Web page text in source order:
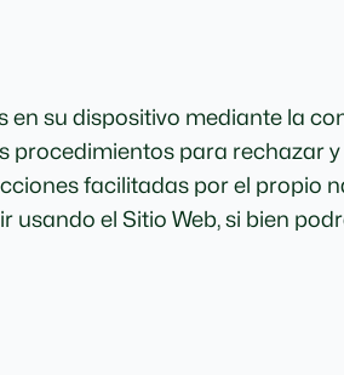
su dispositivo mediante la
procedimientos para rechazar
facilitadas por el propio
el Sitio Web, si bien